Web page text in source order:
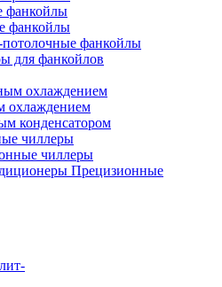
фанкойлы
фанкойлы
фанкойлы
для фанкойлов
охлаждением
охлаждением
конденсатором
чиллеры
чиллеры
Прецизионные